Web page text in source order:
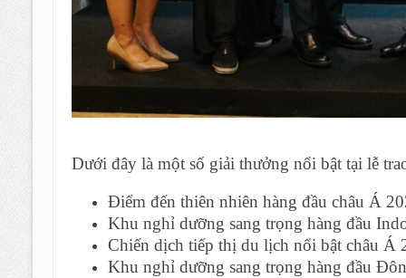
Dưới đây là một số giải thưởng nổi bật tại lễ
Điểm đến thiên nhiên hàng đầu châu Á
Khu nghỉ dưỡng sang trọng hàng đầu
Chiến dịch tiếp thị du lịch nổi bật châu Á
Khu nghỉ dưỡng sang trọng hàng đầu